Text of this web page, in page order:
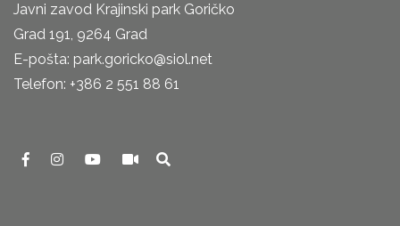
Javni zavod Krajinski park Goričko
Grad 191, 9264 Grad
E-pošta: park.goricko@siol.net
Telefon: +386 2 551 88 61